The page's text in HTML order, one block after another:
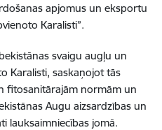
apjomus un eksportu
Karalisti”.
svaigu augļu un
Karalisti, saskaņojot tās
fitosanitārajām normām un
Augu aizsardzības un
lauksaimniecības jomā.